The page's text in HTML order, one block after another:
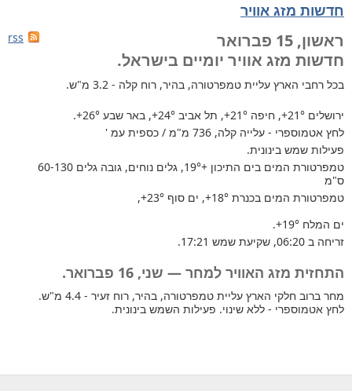
חדשות מזג אוויר
rss
ראשון, 15 פברואר
חדשות מזג אוויר יומיים בישראל.
בכל רחבי הארץ עליית טמפרטורה, בהיר, רוח קלה - 3.2 מ"ש.
ירושלים +21°, חיפה +21°, תל אביב +24°, באר שבע +26°
.
לחץ אטמוספרי - עלייה קלה, 736 מ"מ / כספית עמ '
פעילות שמש בינונית.
טמפרטורת המים בים התיכון +19°
, גלים נוחים, גובה גלים 60-130
ס"מ
טמפרטורת המים בכנרת +18°, ים סוף +23°
,
ים המלח +19°
.
זריחה ב 06:20, שקיעת שמש 17:21.
התחזית מזג האוויר למחר — שני, 16 פברואר.
מחר ברוב חלקי הארץ עליית טמפרטורה, בהיר, רוח זעיר - 4.4 מ"ש.
לחץ אטמוספרי - ללא שינוי. פעילות השמש בינונית.